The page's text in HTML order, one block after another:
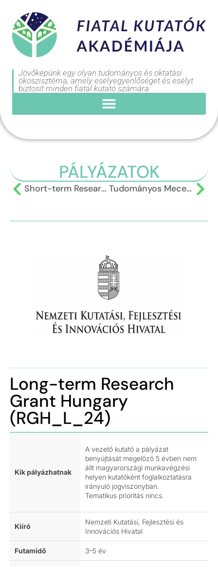
Jövőképünk egy olyan tudományos és oktatási
ökoszisztéma, amely esélyegyenlőséget és esélyt
biztosít minden fiatal kutató számára.
PÁLYÁZATOK
Short-term Research Grant Hungary (RGH_S_24) Tudományos Mecenatúra 1. alprogram
Long-term Research
Grant Hungary
(RGH_L_24)
Kik pályázhatnak
A vezető kutató a pályázat
benyújtását megelőző 5 évben nem
állt magyarországi munkavégzési
helyen kutatóként foglalkoztatásra
irányuló jogviszonyban.
Tematikus prioritás nincs.
Kiíró
Nemzeti Kutatási, Fejlesztési és
Innovációs Hivatal
Futamidő 3–5 év